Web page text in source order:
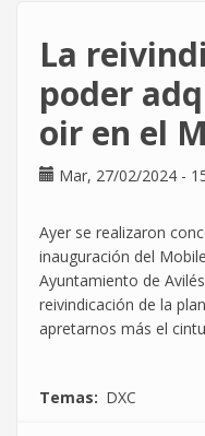
Grupo
Accenture
La
poder
oir en el
Mar, 27/02/2024 -
Ayer se realizaron
inauguración del
Ayuntamiento de
reivindicación de la
apretarnos más el
Temas DXC